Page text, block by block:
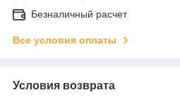
Безналичный расчет
Все условия оплаты
Условия возврата